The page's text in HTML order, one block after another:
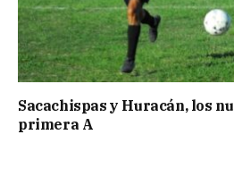
Sacachispas y Huracán, los
primera A